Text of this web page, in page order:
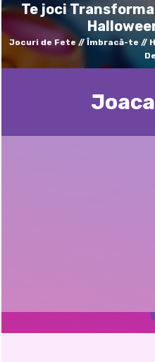
Te joci
Jocuri de Fete Îmbracă-te